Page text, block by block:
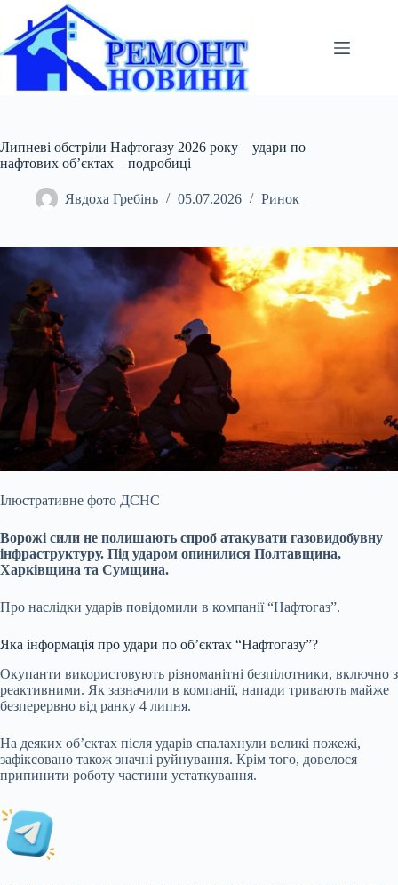
вмісту
Липневі обстріли Нафтогазу 2026 року – удари по
нафтових об’єктах – подробиці
Явдоха Гребінь 05.07.2026 Ринок
Ілюстративне фото ДСНС
Ворожі сили не полишають спроб атакувати газовидобувну
інфраструктуру. Під ударом опинилися Полтавщина,
Харківщина та Сумщина.
Про наслідки ударів повідомили в компанії “Нафтогаз”.
Яка інформація про удари по об’єктах “Нафтогазу”?
Окупанти використовують різноманітні безпілотники, включно з
реактивними. Як зазначили в компанії, напади тривають майже
безперервно від ранку 4 липня.
На деяких об’єктах після ударів спалахнули великі пожежі,
зафіксовано також значні руйнування. Крім того, довелося
припинити роботу частини устаткування.